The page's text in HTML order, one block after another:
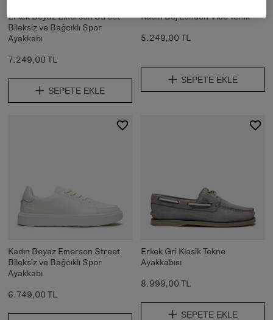
Erkek Beyaz Emerson Street
Bileksiz ve Bağcıklı Spor
Ayakkabı
7.249,00 TL
SEPETE EKLE
Kadın Bej London Vibe Terlik
5.249,00 TL
SEPETE EKLE
Kadın Beyaz Emerson Street
Bileksiz ve Bağcıklı Spor
Ayakkabı
6.749,00 TL
Erkek Gri Klasik Tekne
Ayakkabısı
8.999,00 TL
SEPETE EKLE